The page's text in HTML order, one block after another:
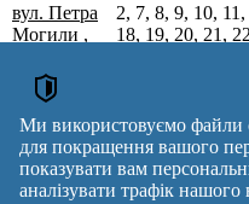
Поштові індекси України.
вул. Петра
Могили ,
Стрийський
р-н,
Львівська
обл.
2, 7, 8, 9, 10,
18, 19, 20, 21,
51, 52, 53, 54,
62, 63, 64, 65,
Вулиця №
Ми використовуємо файли
для покращення вашого
показувати вам
аналізувати трафік нашого